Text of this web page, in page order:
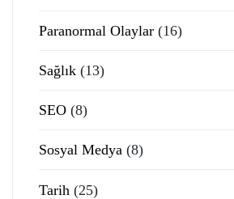
Paranormal Olaylar (16)
Sağlık (13)
SEO (8)
Sosyal Medya (8)
Tarih (25)